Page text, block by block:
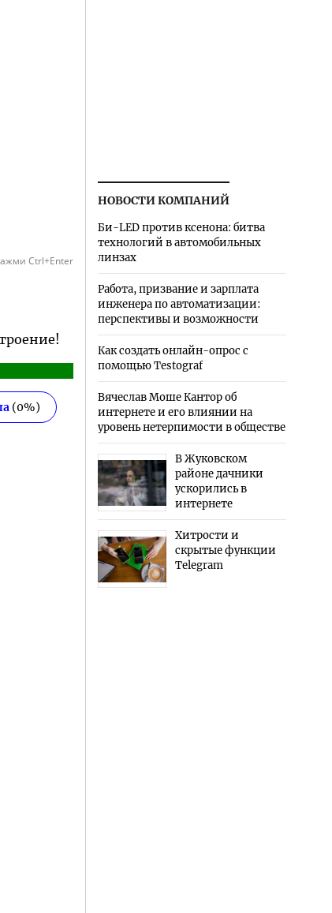
Ctrl+Enter
(0%)
НОВОСТИ КОМПАНИЙ
Би-LED против ксенона: битва
технологий в автомобильных
линзах
Работа, призвание и зарплата
инженера по автоматизации:
перспективы и возможности
Как создать онлайн-опрос с
помощью Testograf
Вячеслав Моше Кантор об
интернете и его влиянии на
уровень нетерпимости в обществе
В Жуковском
районе дачники
ускорились в
интернете
Хитрости и
скрытые функции
Telegram